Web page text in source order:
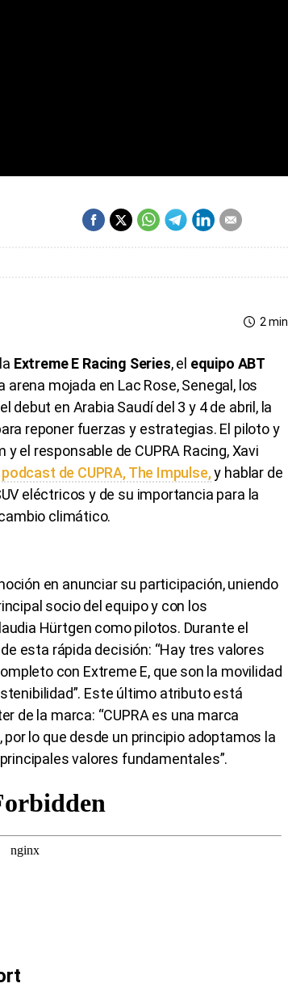
2 min
Extreme E Racing Series, el equipo ABT
mojada en Lac Rose, Senegal, los
debut en Arabia Saudí del 3 y 4 de abril, la
reponer fuerzas y estrategias. El piloto y
el responsable de CUPRA Racing, Xavi
podcast de CUPRA, The Impulse,y hablar de
eléctricos y de su importancia para la
climático.
en anunciar su participación, uniendo
socio del equipo y con los
Hürtgen como pilotos. Durante el
esta rápida decisión: “Hay tres valores
con Extreme E, que son la movilidad
Este último atributo está
de la marca: “CUPRA es una marca
lo que desde un principio adoptamos la
valores fundamentales”.